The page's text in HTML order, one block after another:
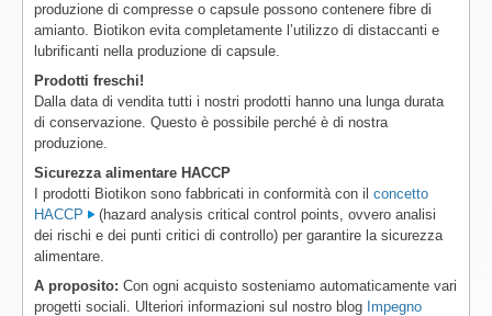
produzione di compresse o capsule possono contenere fibre di
amianto. Biotikon evita completamente l’utilizzo di distaccanti e
lubrificanti nella produzione di capsule.
Prodotti freschi!
Dalla data di vendita tutti i nostri prodotti hanno una lunga durata
di conservazione. Questo è possibile perché è di nostra
produzione.
Sicurezza alimentare HACCP
I prodotti Biotikon sono fabbricati in conformità con il concetto
HACCP
(hazard analysis critical control points, ovvero analisi
dei rischi e dei punti critici di controllo) per garantire la sicurezza
alimentare.
A proposito: Con ogni acquisto sosteniamo automaticamente vari
progetti sociali. Ulteriori informazioni sul nostro blog Impegno